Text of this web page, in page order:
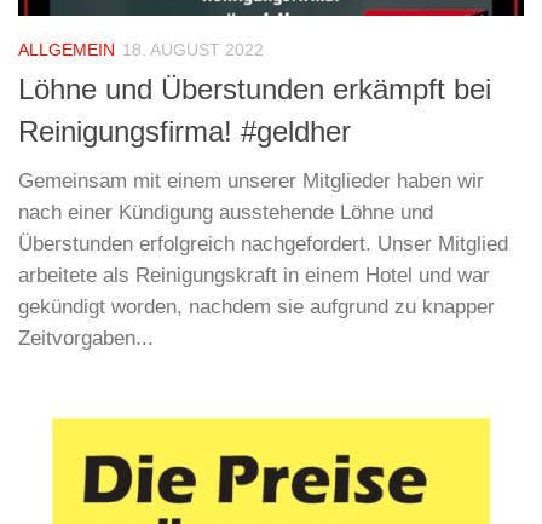
ALLGEMEIN 18. AUGUST 2022
Löhne und Überstunden erkämpft bei
Reinigungsfirma! #geldher
Gemeinsam mit einem unserer Mitglieder haben wir
nach einer Kündigung ausstehende Löhne und
Überstunden erfolgreich nachgefordert. Unser Mitglied
arbeitete als Reinigungskraft in einem Hotel und war
gekündigt worden, nachdem sie aufgrund zu knapper
Zeitvorgaben...